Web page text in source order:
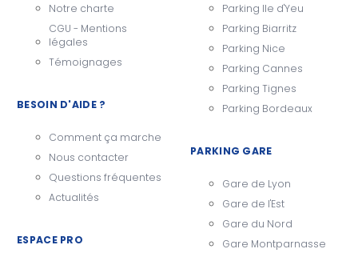
Notre charte
CGU - Mentions
légales
Témoignages
BESOIN D'AIDE ?
Comment ça marche
Nous contacter
Questions fréquentes
Actualités
ESPACE PRO
Parking Ile d'Yeu
Parking Biarritz
Parking Nice
Parking Cannes
Parking Tignes
Parking Bordeaux
PARKING GARE
Gare de Lyon
Gare de l'Est
Gare du Nord
Gare Montparnasse